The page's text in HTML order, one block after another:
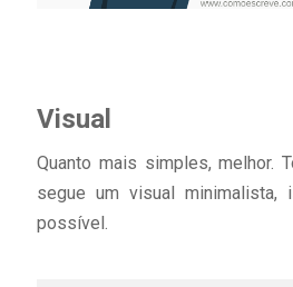
Visual
Quanto mais simples, melhor.
segue um visual
possível.